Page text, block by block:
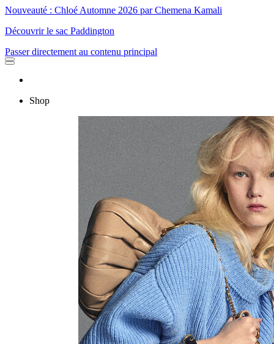
Nouveauté : Chloé Automne 2026 par Chemena Kamali
Découvrir le sac Paddington
Passer directement au contenu principal
Shop